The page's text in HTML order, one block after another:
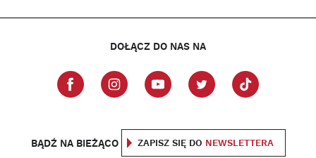
DOŁĄCZ DO NAS NA
BĄDŹ NA BIEŻĄCO ZAPISZ SIĘ DO NEWSLETTERA